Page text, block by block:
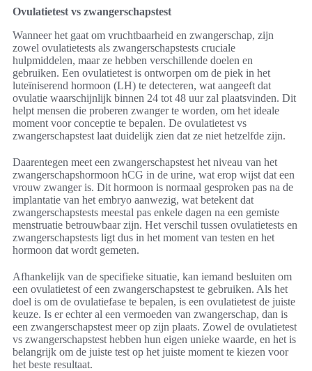
Ovulatietest vs zwangerschapstest
Wanneer het gaat om vruchtbaarheid en zwangerschap, zijn
zowel ovulatietests als zwangerschapstests cruciale
hulpmiddelen, maar ze hebben verschillende doelen en
gebruiken. Een ovulatietest is ontworpen om de piek in het
luteïniserend hormoon (LH) te detecteren, wat aangeeft dat
ovulatie waarschijnlijk binnen 24 tot 48 uur zal plaatsvinden. Dit
helpt mensen die proberen zwanger te worden, om het ideale
moment voor conceptie te bepalen. De ovulatietest vs
zwangerschapstest laat duidelijk zien dat ze niet hetzelfde zijn.
Daarentegen meet een zwangerschapstest het niveau van het
zwangerschapshormoon hCG in de urine, wat erop wijst dat een
vrouw zwanger is. Dit hormoon is normaal gesproken pas na de
implantatie van het embryo aanwezig, wat betekent dat
zwangerschapstests meestal pas enkele dagen na een gemiste
menstruatie betrouwbaar zijn. Het verschil tussen ovulatietests en
zwangerschapstests ligt dus in het moment van testen en het
hormoon dat wordt gemeten.
Afhankelijk van de specifieke situatie, kan iemand besluiten om
een ovulatietest of een zwangerschapstest te gebruiken. Als het
doel is om de ovulatiefase te bepalen, is een ovulatietest de juiste
keuze. Is er echter al een vermoeden van zwangerschap, dan is
een zwangerschapstest meer op zijn plaats. Zowel de ovulatietest
vs zwangerschapstest hebben hun eigen unieke waarde, en het is
belangrijk om de juiste test op het juiste moment te kiezen voor
het beste resultaat.